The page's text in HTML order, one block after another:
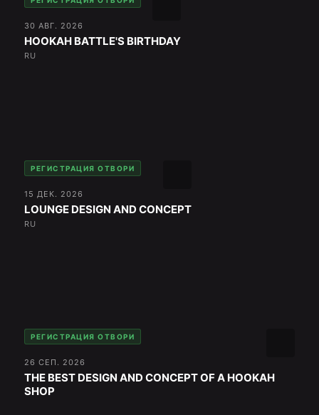
30 АВГ. 2026
HOOKAH BATTLE'S BIRTHDAY
RU
РЕГИСТРАЦИЯ ОТВОРИ
15 ДЕК. 2026
LOUNGE DESIGN AND CONCEPT
RU
РЕГИСТРАЦИЯ ОТВОРИ
26 СЕП. 2026
THE BEST DESIGN AND CONCEPT OF A HOOKAH
SHOP